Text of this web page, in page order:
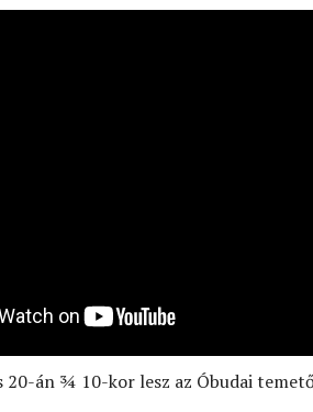
20-án ¾ 10-kor lesz az Óbudai